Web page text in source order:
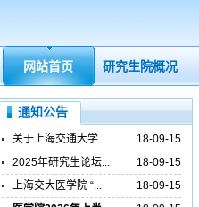
网站首页 研究生院概况
通知公告
关于上海交通大学...
18-09-15
2025年研究生论坛...
18-09-15
上海交大医学院 “...
18-09-15